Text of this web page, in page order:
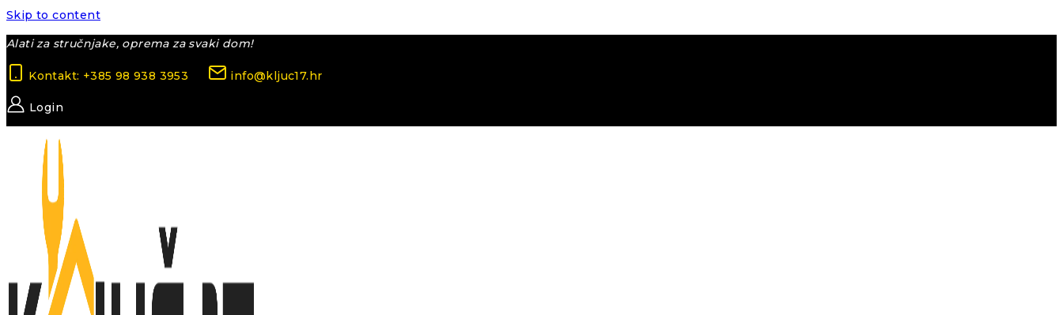
Skip to content
Alati za stručnjake, oprema za svaki dom!
Kontakt: +385 98 938 3953 info@kljuc17.hr
Login